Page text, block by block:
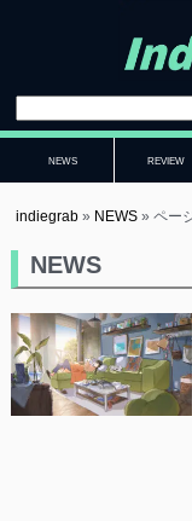
NEWS REVIEW
indiegrab » NEWS »ペー
NEWS